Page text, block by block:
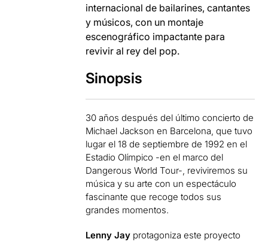
internacional de bailarines, cantantes
y músicos, con un montaje
escenográfico impactante para
revivir al rey del pop.
Sinopsis
30 años después del último concierto de
Michael Jackson en Barcelona, ​​que tuvo
lugar el 18 de septiembre de 1992 en el
Estadio Olímpico -en el marco del
Dangerous World Tour-, reviviremos su
música y su arte con un espectáculo
fascinante que recoge todos sus
grandes momentos.
Lenny Jay protagoniza este proyecto